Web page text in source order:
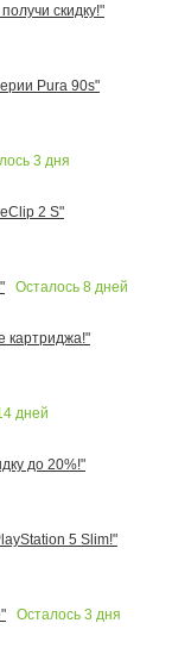
скидку!"
Pura 90s"
3 дня
2 S"
Осталось 8 дней
картриджа!"
дней
до 20%!"
5 Slim!"
Осталось 3 дня